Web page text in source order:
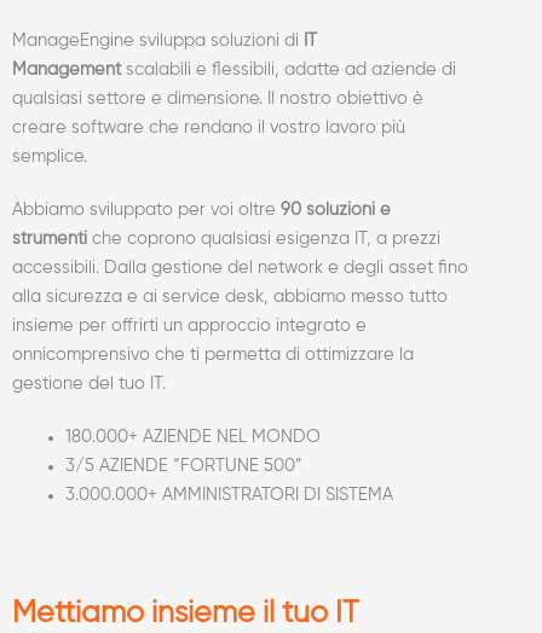
ManageEngine sviluppa soluzioni di
Managementscalabili e flessibili, adatte ad aziende di
qualsiasi settore e dimensione. Il nostro obiettivo è
creare software che rendano il vostro lavoro più
semplice.
Abbiamo sviluppato per voi oltre 90 soluzioni e
strumenti che coprono qualsiasi esigenza IT, a prezzi
accessibili. Dalla gestione del network e degli asset fino
alla sicurezza e ai service desk, abbiamo messo tutto
insieme per offrirti un approccio integrato e
onnicomprensivo che ti permetta di ottimizzare la
gestione del tuo IT.
180.000+ AZIENDE NEL MONDO
3/5 AZIENDE “FORTUNE 500”
3.000.000+ AMMINISTRATORI DI SISTEMA​
Mettiamo insieme il tuo IT